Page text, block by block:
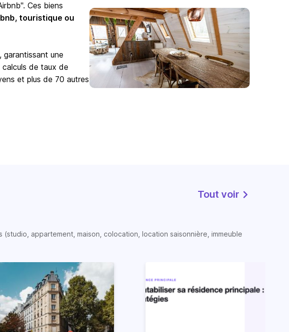
Ces biens
touristique ou
, garantissant une
de taux de
et plus de 70 autres
Tout voir
appartement, maison, colocation, location saisonnière, immeuble